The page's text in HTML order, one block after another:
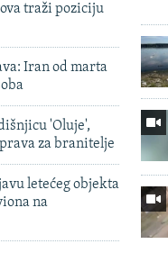
traži poziciju
Iran od marta
'Oluje',
za branitelje
letećeg objekta
na